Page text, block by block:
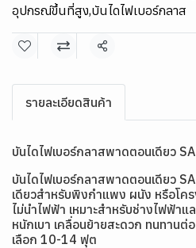
อุปกรณ์ขึ้นที่สูง,บันไดไฟเบอร์กลาส
แชร์
รายละเอียดสินค้า
บันไดไฟเบอร์กลาสพาดตอนเดียว
บันไดไฟเบอร์กลาสพาดตอนเดียว
เดียวสำหรับพิงกำแพง ผนัง หรือโค
ไม่นำไฟฟ้า เหมาะสำหรับช่างไฟฟ้า
หนักเบา เคลื่อนย้ายสะดวก ทนทานต่
เลือก 10-14 ฟุต